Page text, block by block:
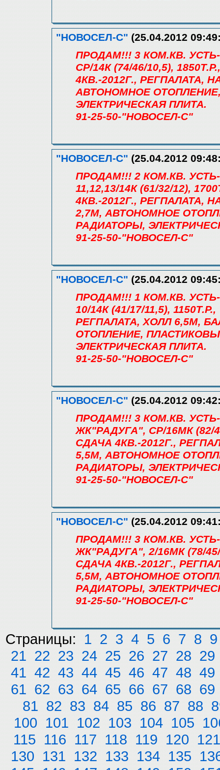
"НОВОСЕЛ-С" (25.04.2012
ПРОДАМ!!! 3 КОМ.КВ.
СР/14К (74/46/10,5),
4КВ.-2012Г., РЕГПАЛАТА,
АВТОНОМНОЕ
ЭЛЕКТРИЧЕСКАЯ ПЛИТА.
91-25-50-"НОВОСЕЛ-С"
"НОВОСЕЛ-С" (25.04.2012
ПРОДАМ!!! 2 КОМ.КВ.
11,12,13/14К (61/32/12),
4КВ.-2012Г., РЕГПАЛАТА,
2,7М, АВТОНОМНОЕ
РАДИАТОРЫ,
91-25-50-"НОВОСЕЛ-С"
"НОВОСЕЛ-С" (25.04.2012
ПРОДАМ!!! 1 КОМ.КВ.
10/14К (41/17/11,5),
РЕГПАЛАТА, ХОЛЛ 6,5М,
ОТОПЛЕНИЕ,
ЭЛЕКТРИЧЕСКАЯ ПЛИТА.
91-25-50-"НОВОСЕЛ-С"
"НОВОСЕЛ-С" (25.04.2012
ПРОДАМ!!! 3 КОМ.КВ.
ЖК"РАДУГА", СР/16МК (82/
СДАЧА 4КВ.-2012Г.,
5,5М, АВТОНОМНОЕ
РАДИАТОРЫ,
91-25-50-"НОВОСЕЛ-С"
"НОВОСЕЛ-С" (25.04.2012
ПРОДАМ!!! 3 КОМ.КВ.
ЖК"РАДУГА", 2/16МК (78/
СДАЧА 4КВ.-2012Г.,
5,5М, АВТОНОМНОЕ
РАДИАТОРЫ,
91-25-50-"НОВОСЕЛ-С"
Страницы: 1 2 3 4 5 6 7 8 9
21 22 23 24 25 26 27 28 29
41 42 43 44 45 46 47 48 49
61 62 63 64 65 66 67 68 69
81 82 83 84 85 86 87 88
100 101 102 103 104 105
115 116 117 118 119 120 121
130 131 132 133 134 135